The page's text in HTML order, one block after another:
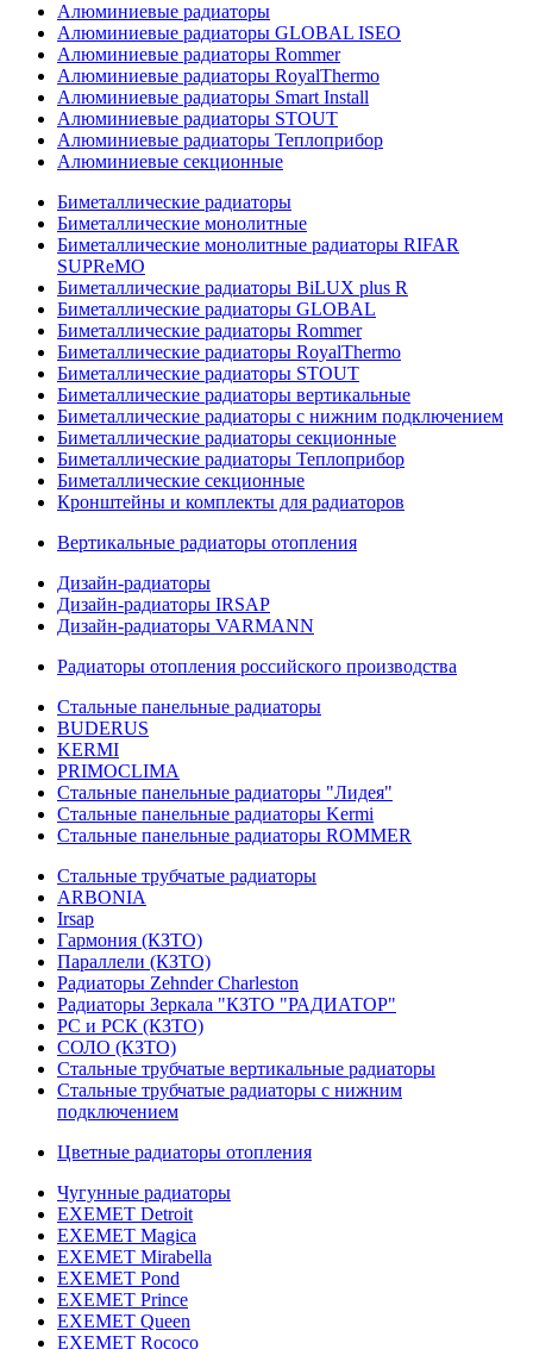
Алюминиевые радиаторы
Алюминиевые радиаторы GLOBAL ISEO
Алюминиевые радиаторы Rommer
Алюминиевые радиаторы RoyalThermo
Алюминиевые радиаторы Smart Install
Алюминиевые радиаторы STOUT
Алюминиевые радиаторы Теплоприбор
Алюминиевые секционные
Биметаллические радиаторы
Биметаллические монолитные
Биметаллические монолитные радиаторы RIFAR
SUPReMO
Биметаллические радиаторы BiLUX plus R
Биметаллические радиаторы GLOBAL
Биметаллические радиаторы Rommer
Биметаллические радиаторы RoyalThermo
Биметаллические радиаторы STOUT
Биметаллические радиаторы вертикальные
Биметаллические радиаторы с нижним подключением
Биметаллические радиаторы секционные
Биметаллические радиаторы Теплоприбор
Биметаллические секционные
Кронштейны и комплекты для радиаторов
Вертикальные радиаторы отопления
Дизайн-радиаторы
Дизайн-радиаторы IRSAP
Дизайн-радиаторы VARMANN
Радиаторы отопления российского производства
Стальные панельные радиаторы
BUDERUS
KERMI
PRIMOCLIMA
Стальные панельные радиаторы "Лидея"
Стальные панельные радиаторы Kermi
Стальные панельные радиаторы ROMMER
Стальные трубчатые радиаторы
ARBONIA
Irsap
Гармония (КЗТО)
Параллели (КЗТО)
Радиаторы Zehnder Charleston
Радиаторы Зеркала "КЗТО "РАДИАТОР"
РС и РСК (КЗТО)
СОЛО (КЗТО)
Стальные трубчатые вертикальные радиаторы
Стальные трубчатые радиаторы с нижним
подключением
Цветные радиаторы отопления
Чугунные радиаторы
EXEMET Detroit
EXEMET Magica
EXEMET Mirabella
EXEMET Pond
EXEMET Prince
EXEMET Queen
EXEMET Rococo